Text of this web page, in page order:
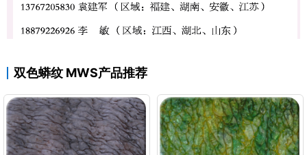
双色蟒纹 MWS产品推荐